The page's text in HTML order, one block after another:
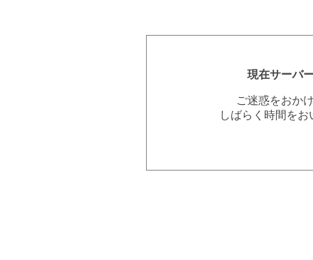
現在サーバ
ご迷惑をおか
しばらく時間を